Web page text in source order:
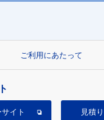
ご利用にあたって
イト 見積り